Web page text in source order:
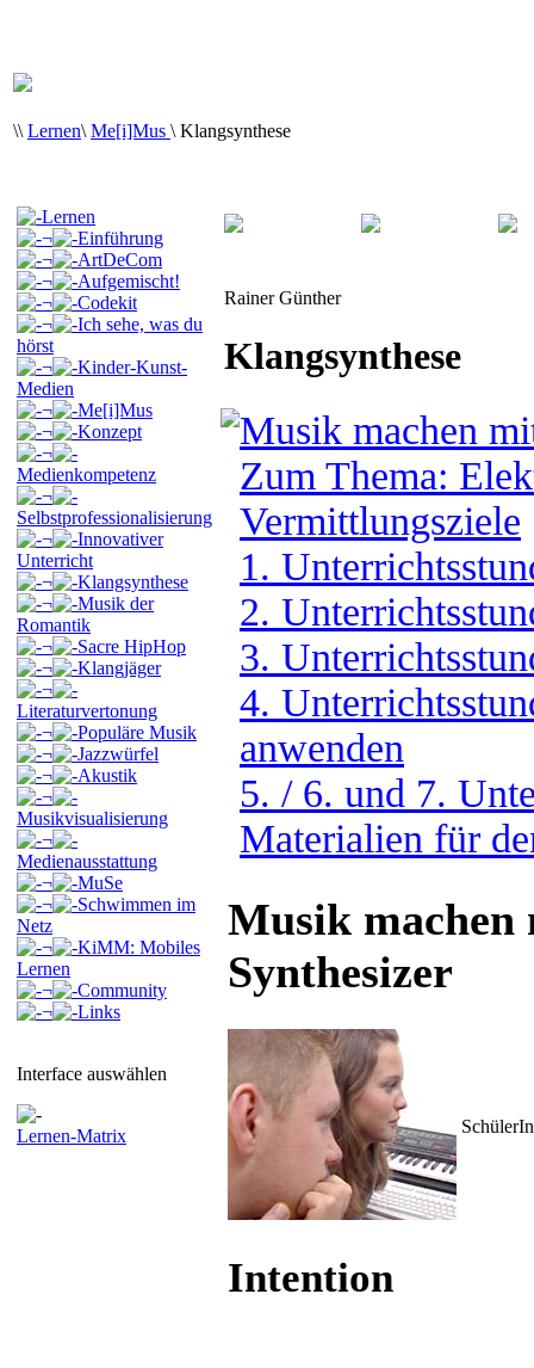
\\ Lernen\ Me[i]Mus \ Klangsynthese
Lernen
¬
Einführung
¬
ArtDeCom
¬
Aufgemischt!
¬
Codekit
¬
Ich sehe, was du
hörst
¬
Kinder-Kunst-
Medien
¬
Me[i]Mus
¬
Konzept
¬
Medienkompetenz
¬
Selbstprofessionalisierung
¬
Innovativer
Unterricht
¬
Klangsynthese
¬
Musik der
Romantik
¬
Sacre HipHop
¬
Klangjäger
¬
Literaturvertonung
¬
Populäre Musik
¬
Jazzwürfel
¬
Akustik
¬
Musikvisualisierung
¬
Medienausstattung
¬
MuSe
¬
Schwimmen im
Netz
¬
KiMM: Mobiles
Lernen
¬
Community
¬
Links
Interface auswählen
Lernen-Matrix
Rainer Günther
Klangsynthese
Musik machen
Zum Thema:
Vermittlungsziele
1.
2.
3.
4.
anwenden
5. / 6. und 7.
Materialien für
Musik
Synthesizer
Intention